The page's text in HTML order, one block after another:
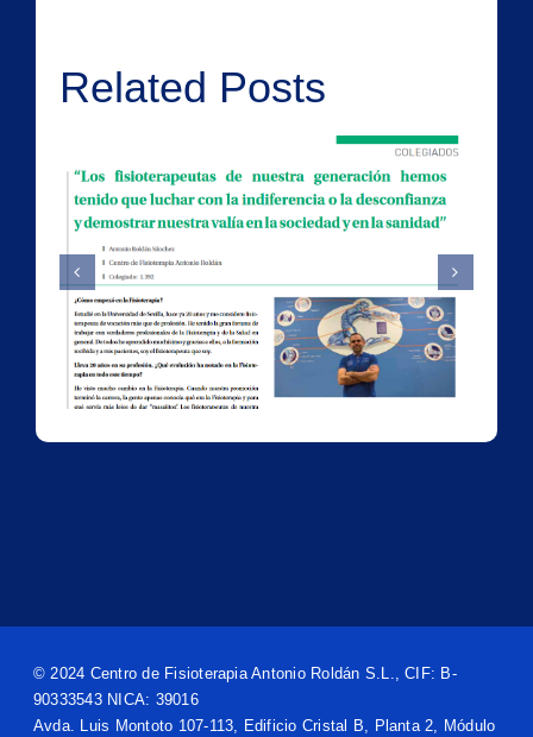
Related Posts
© 2024 Centro de Fisioterapia Antonio Roldán S.L., CIF: B-
90333543 NICA: 39016
Avda. Luis Montoto 107-113, Edificio Cristal B, Planta 2, Módulo